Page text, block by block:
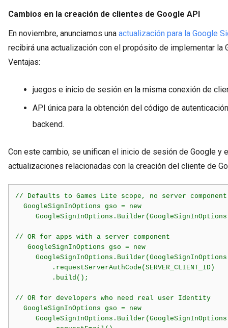
Cambios en la creación de clientes de Google API
En noviembre, anunciamos una actualización para la Google
recibirá una actualización con el propósito de implementar la
Ventajas:
juegos e inicio de sesión en la misma conexión de
API única para la obtención del código de
backend.
Con este cambio, se unifican el inicio de sesión de Google y
actualizaciones relacionadas con la creación del cliente de
// Defaults to Games Lite scope, no server component
  GoogleSignInOptions gso = new
// OR for apps with a server component
   GoogleSignInOptions gso = new
         .requestServerAuthCode(SERVER_CLIENT_ID)
         .build();
// OR for developers who need real user Identity
  GoogleSignInOptions gso = new